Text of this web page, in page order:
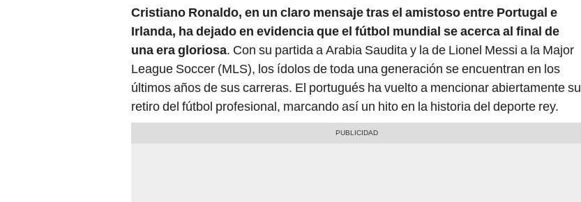
Cristiano Ronaldo, en un claro mensaje tras el amistoso entre Portugal e
Irlanda, ha dejado en evidencia que el fútbol mundial se acerca al final de
una era gloriosa. Con su partida a Arabia Saudita y la de Lionel Messi a la Major
League Soccer (MLS), los ídolos de toda una generación se encuentran en los
últimos años de sus carreras. El portugués ha vuelto a mencionar abiertamente su
retiro del fútbol profesional, marcando así un hito en la historia del deporte rey.